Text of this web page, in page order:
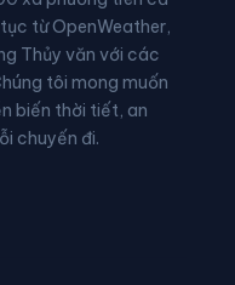
Cam Hiệp
Công Hải
Xã Diên Điền
từ OpenWeather,
Thủy văn với các
tôi mong muốn
biến thời tiết, an
chuyến đi.